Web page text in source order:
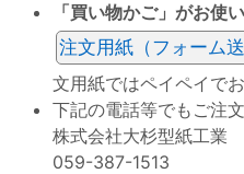
「買い物かご」がお使
注文用紙（フォーム送
文用紙ではペイペイで
下記の電話等でもご注文
株式会社大杉型紙工
059-387-1513